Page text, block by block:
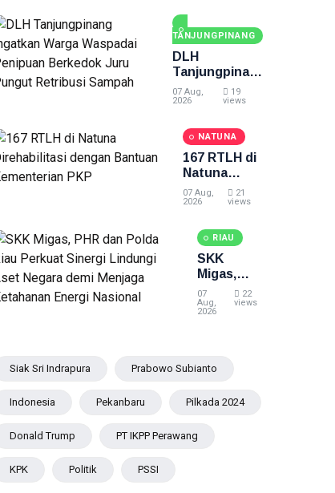
Usai Riau
Masuk
Besar
ADLG
Awards
TANJUNGPINANG
DLH
Tanjungpinang
Ingatkan
Warga
Penipuan
Berkedok Juru
Pungut
Retribusi
Sampah
07 Aug,
2026
19
views
NATUNA
167 RTLH di
Natuna
Direhabilitasi
dengan
Kementerian
PKP
07 Aug,
2026
21
views
RIAU
SKK
Migas,
PHR dan
Polda Riau
Aset
demi
07
Aug,
2026
22
views
Siak Sri Indrapura Prabowo Subianto
Indonesia Pekanbaru Pilkada 2024
Donald Trump PT IKPP Perawang
KPK Politik PSSI